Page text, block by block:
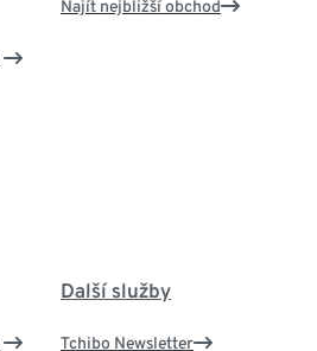
Najít nejbližší obchod
Další služby
Tchibo Newsletter